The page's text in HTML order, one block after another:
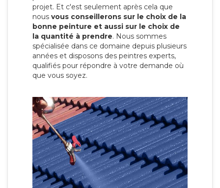
projet. Et c'est seulement après cela que
nous vous conseillerons sur le choix de la
bonne peinture et aussi sur le choix de
la quantité à prendre. Nous sommes
spécialisée dans ce domaine depuis plusieurs
années et disposons des peintres experts,
qualifiés pour répondre à votre demande où
que vous soyez.